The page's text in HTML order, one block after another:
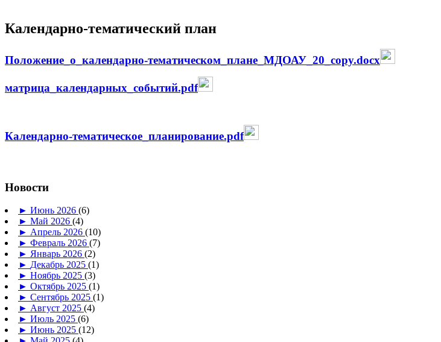
Календарно-тематический план
Положение_о_календарно-тематическом_плане_МДОАУ_20_copy.docx
матрица_календарных_событий.pdf
Календарно-тематическое_планирование.pdf
Новости
► Июнь 2026 (6)
► Май 2026 (4)
► Апрель 2026 (10)
► Февраль 2026 (7)
► Январь 2026 (2)
► Декабрь 2025 (1)
► Ноябрь 2025 (3)
► Октябрь 2025 (1)
► Сентябрь 2025 (1)
► Август 2025 (4)
► Июль 2025 (6)
► Июнь 2025 (12)